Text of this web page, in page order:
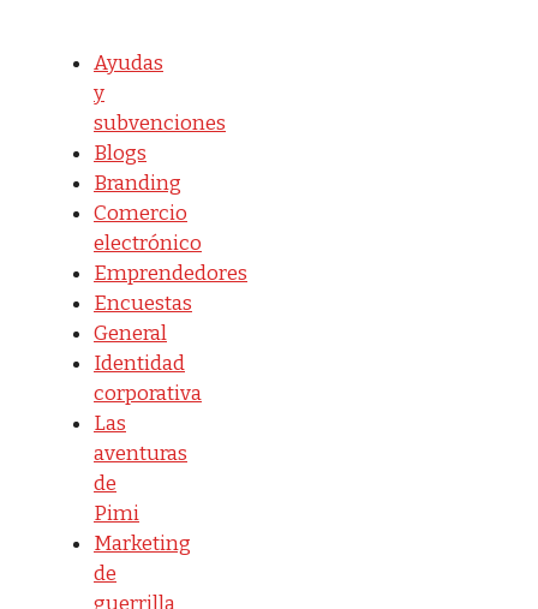
Ayudas
y
subvenciones
Blogs
Branding
Comercio
electrónico
Emprendedores
Encuestas
General
Identidad
corporativa
Las
aventuras
de
Pimi
Marketing
de
guerrilla